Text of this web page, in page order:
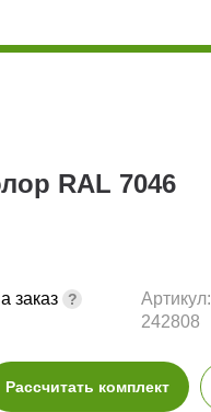
RAL 7046
заказ
Артикул:
242808
Рассчитать комплект